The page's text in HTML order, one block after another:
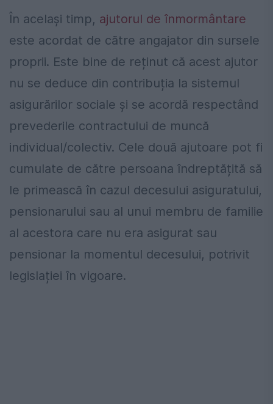
În același timp, ajutorul de înmormântare
este acordat de către angajator din sursele
proprii. Este bine de reținut că acest ajutor
nu se deduce din contribuția la sistemul
asigurărilor sociale și se acordă respectând
prevederile contractului de muncă
individual/colectiv. Cele două ajutoare pot fi
cumulate de către persoana îndreptățită să
le primească în cazul decesului asiguratului,
pensionarului sau al unui membru de familie
al acestora care nu era asigurat sau
pensionar la momentul decesului, potrivit
legislației în vigoare.